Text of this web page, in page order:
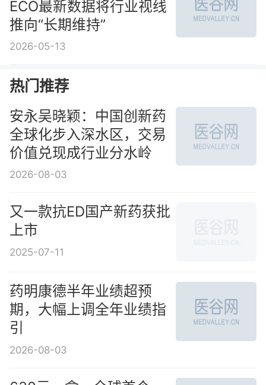
ECO最新数据将行业视线
推向“长期维持”
2026-05-13
热门推荐
安永吴晓颖：中国创新药
全球化步入深水区，交易
价值兑现成行业分水岭
2026-08-03
又一款抗ED国产新药获批
上市
2025-07-11
药明康德半年业绩超预
期，大幅上调全年业绩指
引
2026-08-03